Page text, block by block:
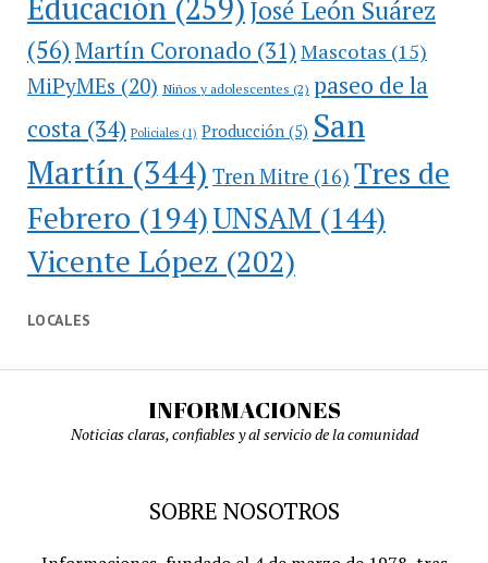
José León Suárez
(56)Martín Coronado (31) Mascotas (15)
MiPyMEs (20) Niños y adolescentes (2) paseo de la
costa(34) Policiales(1) Producción(5) San
Martín(344) Tren Mitre (16) Tres de
Febrero (194)UNSAM (144)
Vicente López (202)
LOCALES
INFORMACIONES
Noticias claras, confiables y al servicio de la comunidad
SOBRE NOSOTROS